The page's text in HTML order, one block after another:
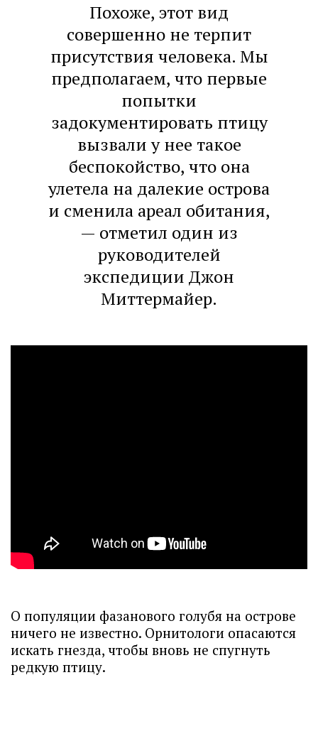
Похоже, этот вид
совершенно не терпит
присутствия человека. Мы
предполагаем, что первые
попытки
задокументировать птицу
вызвали у нее такое
беспокойство, что она
улетела на далекие острова
и сменила ареал обитания,
— отметил один из
руководителей
экспедиции Джон
Миттермайер.
О популяции фазанового голубя на острове
ничего не известно. Орнитологи опасаются
искать гнезда, чтобы вновь не спугнуть
редкую птицу.